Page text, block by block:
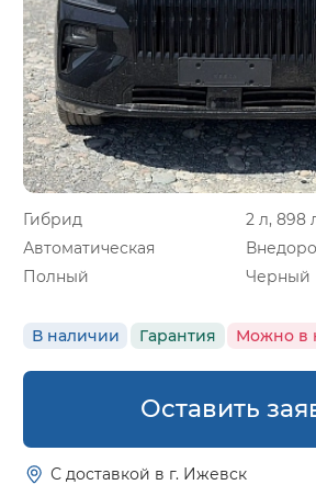
Гибрид
2 л, 898
Автоматическая
Полный
Черный
В наличии Гарантия Можно в
Оставить
С доставкой в г. Ижевск